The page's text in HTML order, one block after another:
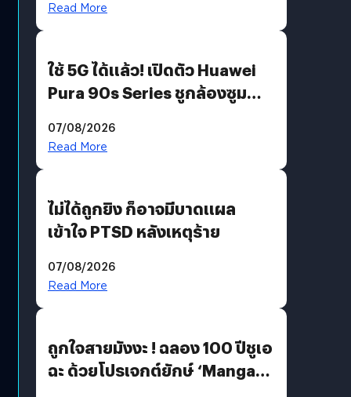
Read More
ใช้ 5G ได้แล้ว! เปิดตัว Huawei
Pura 90s Series ชูกล้องซูม
07/08/2026
Read More
ไม่ได้ถูกยิง ก็อาจมีบาดแผล
เข้าใจ PTSD หลังเหตุร้าย
07/08/2026
Read More
ถูกใจสายมังงะ ! ฉลอง 100 ปีชูเอ
ฉะ ด้วยโปรเจกต์ยักษ์ ‘Manga